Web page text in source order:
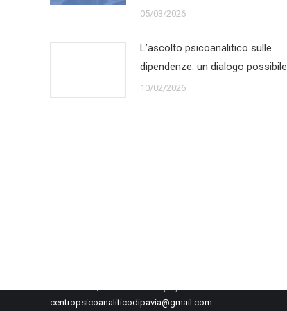
05/03/2026
L’ascolto psicoanalitico sulle
dipendenze: un dialogo possibile
10/02/2026
centropsicoanaliticodipavia@gmail.com